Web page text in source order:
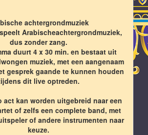
achtergrondmuziek
Arabischeachtergrondmuziek,
dus zonder zang.
duurt 4 x 30 min. en bestaat uit
muziek, met een aangenaam
gesprek gaande te kunnen houden
dit live optreden.
act kan worden uitgebreid naar een
of zelfs een complete band, met
of andere instrumenten naar
keuze.